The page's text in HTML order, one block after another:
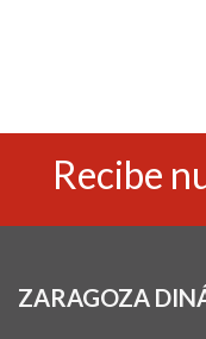
Recibe
ZARAGOZA